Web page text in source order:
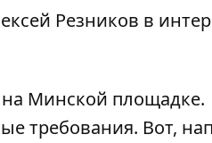
Резников в
Минской площадке.
требования. Вот,